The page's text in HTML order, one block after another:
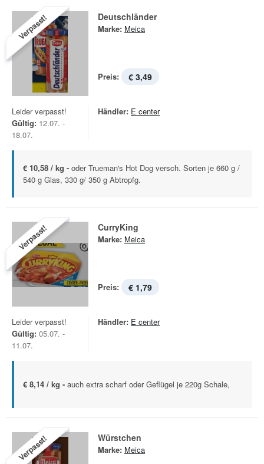
Verpasst! Deutschländer
Marke: Meica
Preis: € 3,49
Leider verpasst!
Gültig: 12.07. -
18.07.
Händler: E center
€ 10,58 / kg - oder Trueman's Hot Dog versch. Sorten je 660 g /
540 g Glas, 330 g/ 350 g Abtropfg.
Verpasst! CurryKing
Marke: Meica
Preis: € 1,79
Leider verpasst!
Gültig: 05.07. -
11.07.
Händler: E center
€ 8,14 / kg - auch extra scharf oder Geflügel je 220g Schale,
Verpasst! Würstchen
Marke: Meica